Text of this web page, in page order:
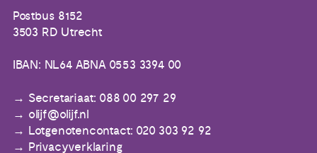
Postbus 8152
3503 RD Utrecht
IBAN: NL64 ABNA 0553 3394 00
Secretariaat: 088 00 297 29
olijf@olijf.nl
Lotgenotencontact: 020 303 92 92
Privacyverklaring